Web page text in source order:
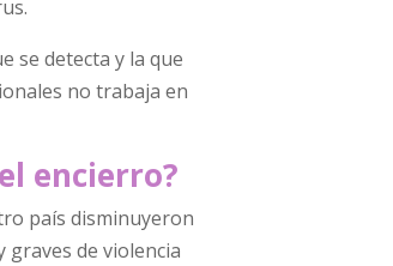
se detecta y la que
no trabaja en
encierro?
país disminuyeron
graves de violencia